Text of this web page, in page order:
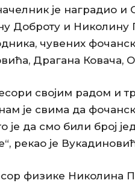
је наградио
Доброту и Николину
чувених
Драгана Ковача,
својим радом и
је свима да
је да смо били број
рекао је
физике Николина